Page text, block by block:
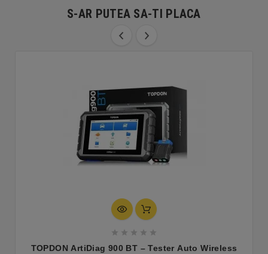
S-AR PUTEA SA-TI PLACA
    
TOPDON ArtiDiag 900 BT – Tester Auto Wireless